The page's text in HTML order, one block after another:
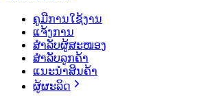
ຄູມືການໃຊ້ງານ
ແຈ້ງການ
ສຳລັບຜູ້ສະໜອງ
ສຳລັບລູກຄ້າ
ແນະນຳສິນຄ້າ
ຜູ້ຜະລິດ